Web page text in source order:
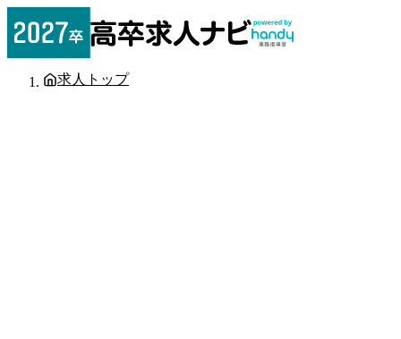
求人トップ